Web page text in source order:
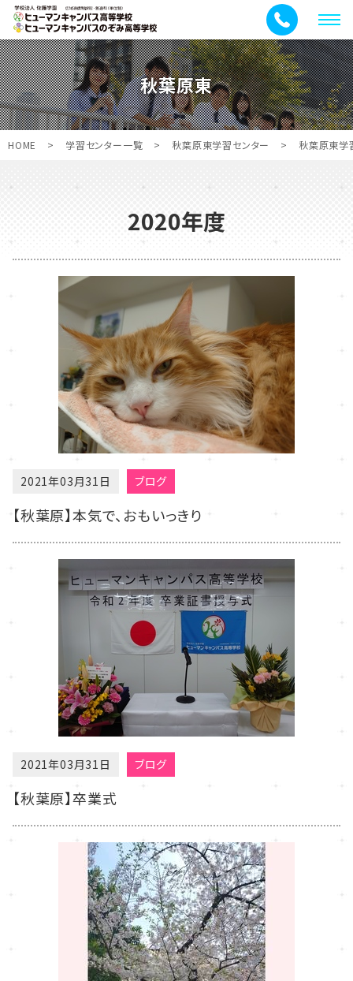
メ
ニ
ュ
ー
秋葉原東
HOME > 学習センター一覧 > 秋葉原東学習センター > 秋葉原東学
2020年度
2021年03月31日 ブログ
【秋葉原】本気で、おもいっきり
2021年03月31日 ブログ
【秋葉原】卒業式